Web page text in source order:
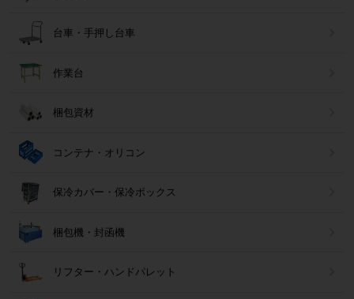
台車・手押し台車
作業台
梱包資材
コンテナ・オリコン
保冷カバー・保冷ボックス
梱包機・封函機
リフター・ハンドパレット